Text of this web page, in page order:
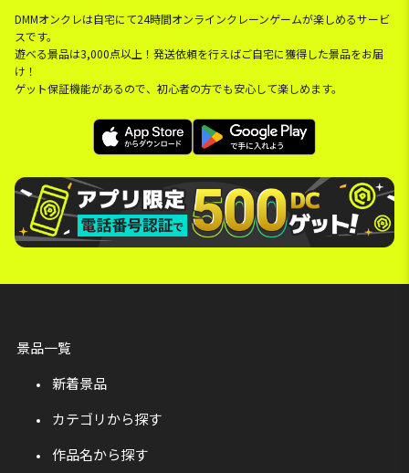
DMMオンクレは自宅にて24時間オンラインクレーンゲームが楽しめるサービ
スです。
遊べる景品は3,000点以上！発送依頼を行えばご自宅に獲得した景品をお届
け！
ゲット保証機能があるので、初心者の方でも安心して楽しめます。
景品一覧
新着景品
カテゴリから探す
作品名から探す